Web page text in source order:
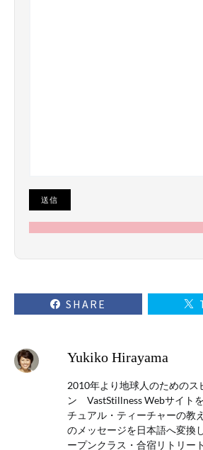
SHARE
Yukiko Hirayama
2010年より地球人のためのス
ン VastStillness Webサイト
チュアル・ティーチャーの教
のメッセージを日本語へ変換
ープンクラス・合宿リトリー